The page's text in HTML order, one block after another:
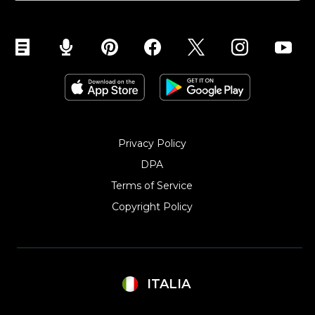
Weebly
Privacy Policy
DPA
Terms of Service
Copyright Policy‎
ITALIA